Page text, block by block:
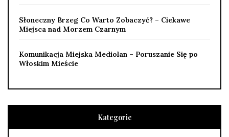
Słoneczny Brzeg Co Warto Zobaczyć? – Ciekawe
Miejsca nad Morzem Czarnym
Komunikacja Miejska Mediolan – Poruszanie Się po
Włoskim Mieście
Kategorie